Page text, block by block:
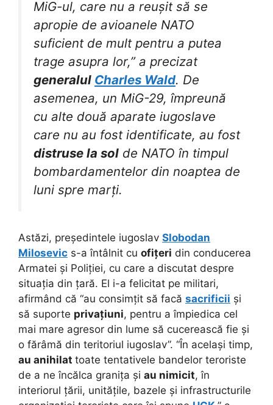
MiG-ul, care nu a reușit să se
apropie de avioanele NATO
suficient de mult pentru a putea
trage asupra lor,” a precizat
generalul Charles Wald. De
asemenea, un MiG-29, împreună
cu alte două aparate iugoslave
care nu au fost identificate, au fost
distruse la sol de NATO în timpul
bombardamentelor din noaptea de
luni spre marți.
Astăzi, președintele iugoslav Slobodan
Milosevic s-a întâlnit cu ofițeri din conducerea
Armatei și Poliției, cu care a discutat despre
situația din țară. El i-a felicitat pe militari,
afirmând că “au consimțit să facă sacrificii și
să suporte privațiuni, pentru a împiedica cel
mai mare agresor din lume să cucerească fie și
o fărâmă din teritoriul iugoslav”. “În același timp,
au anihilat toate tentativele bandelor teroriste
de a ne încălca granița și au nimicit, în
interiorul țării, unitățile, bazele și infrastructurile